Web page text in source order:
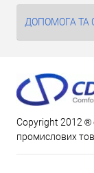
ДОПОМОГА ТА
Copyright 2012 ®
промислових